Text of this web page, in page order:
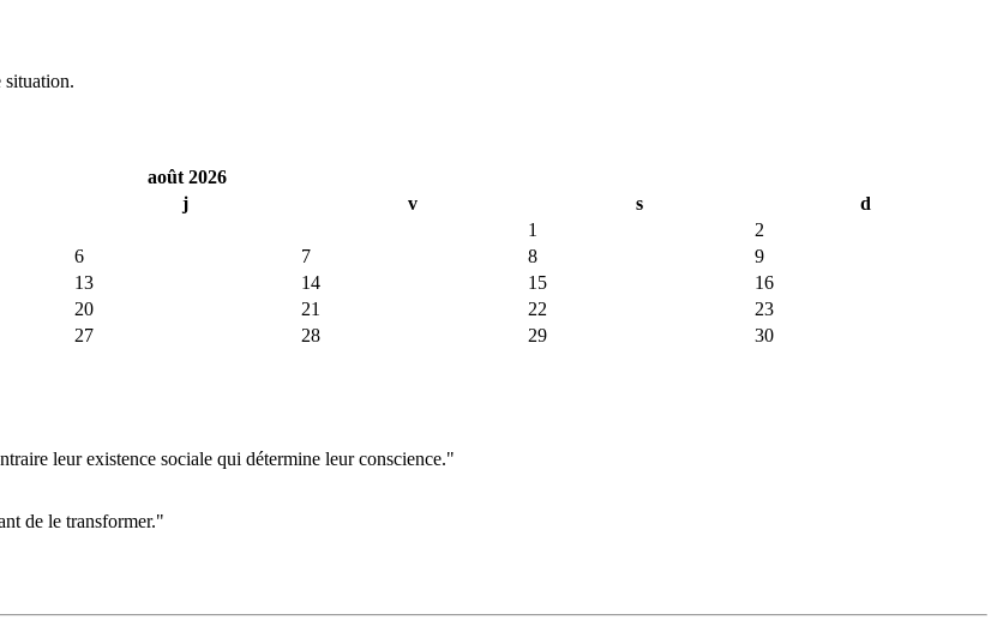
situation.
août 2026
j v s
d
1
2
6 7 8
9
13 14 15
16
20 21 22
23
27 28 29
30
leur existence sociale qui détermine leur conscience."
de le transformer."